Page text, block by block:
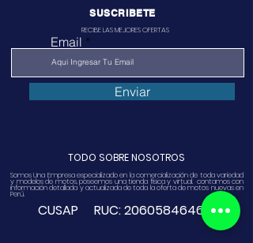
SUSCRIBETE
RECIBE LAS MEJORES OFERTAS
Email
Enviar
TODO SOBRE NOSOTROS
Somos Una Empresa especializado en la comercialización de toda variedad
y modelos de motos, poseemos una tienda física y virtual. contamos con
información detallada y actualizada de toda la oferta de motos nuevas en
Perú.
CUSAP RUC:20605846468